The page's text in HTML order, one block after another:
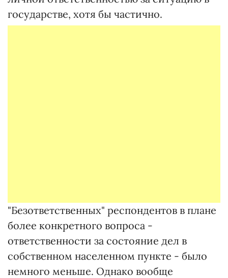
государстве, хотя бы частично.
"Безответственных" респондентов в плане
более конкретного вопроса -
ответственности за состояние дел в
собственном населенном пункте - было
немного меньше. Однако вообще